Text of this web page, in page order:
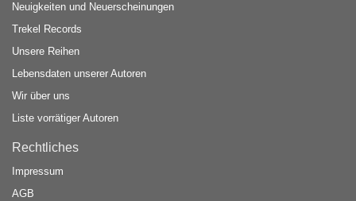
Neuigkeiten und Neuerscheinungen
Trekel Records
Unsere Reihen
Lebensdaten unserer Autoren
Wir über uns
Liste vorrätiger Autoren
Rechtliches
Impressum
AGB